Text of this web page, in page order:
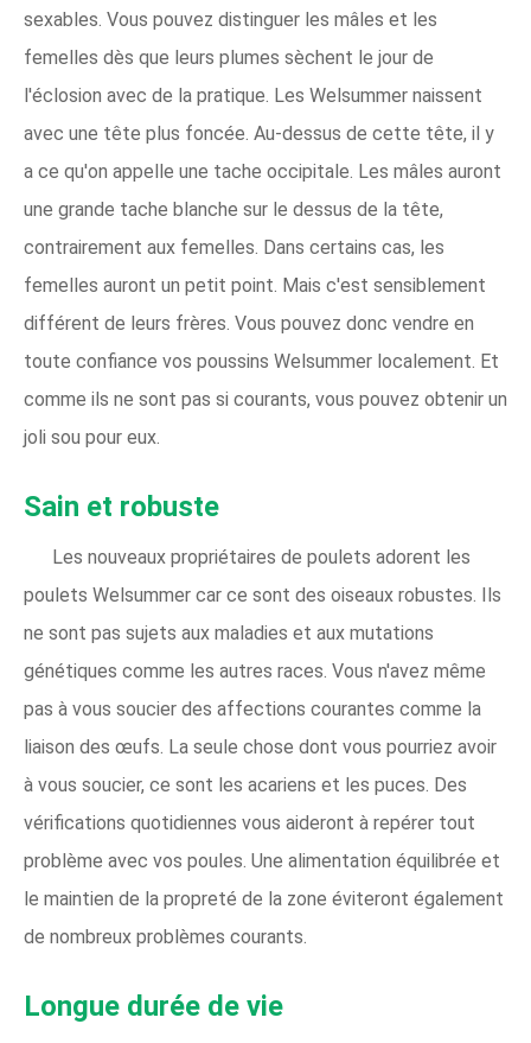
sexables. Vous pouvez distinguer les mâles et les
femelles dès que leurs plumes sèchent le jour de
l'éclosion avec de la pratique. Les Welsummer naissent
avec une tête plus foncée. Au-dessus de cette tête, il y
a ce qu'on appelle une tache occipitale. Les mâles auront
une grande tache blanche sur le dessus de la tête,
contrairement aux femelles. Dans certains cas, les
femelles auront un petit point. Mais c'est sensiblement
différent de leurs frères. Vous pouvez donc vendre en
toute confiance vos poussins Welsummer localement. Et
comme ils ne sont pas si courants, vous pouvez obtenir un
joli sou pour eux.
Sain et robuste
Les nouveaux propriétaires de poulets adorent les
poulets Welsummer car ce sont des oiseaux robustes. Ils
ne sont pas sujets aux maladies et aux mutations
génétiques comme les autres races. Vous n'avez même
pas à vous soucier des affections courantes comme la
liaison des œufs. La seule chose dont vous pourriez avoir
à vous soucier, ce sont les acariens et les puces. Des
vérifications quotidiennes vous aideront à repérer tout
problème avec vos poules. Une alimentation équilibrée et
le maintien de la propreté de la zone éviteront également
de nombreux problèmes courants.
Longue durée de vie